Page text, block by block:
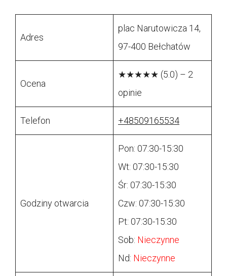
Adres
plac Narutowicza 14,
97-400 Bełchatów
Ocena
★★★★★ (5.0) – 2
opinie
Telefon +48509165534
Godziny otwarcia
Pon: 07:30-15:30
Wt: 07:30-15:30
Śr: 07:30-15:30
Czw: 07:30-15:30
Pt: 07:30-15:30
Sob: Nieczynne
Nd: Nieczynne